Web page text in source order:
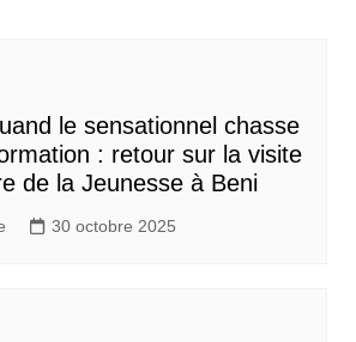
le sensationnel chasse
: retour sur la visite
de la Jeunesse à Beni
30 octobre 2025